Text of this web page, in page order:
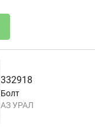
332918
Болт
АЗ УРАЛ